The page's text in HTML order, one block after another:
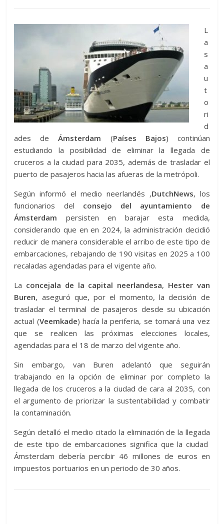
L
a
s
a
u
t
o
ri
d
ades deÁmsterdam (Países Bajos) continúan
estudiando la posibilidad de eliminar la llegada de
cruceros a la ciudad para 2035, además de trasladar el
puerto de pasajeros hacia las afueras de la metrópoli.
Según informó el medio neerlandés ,DutchNews, los
funcionarios del consejo del ayuntamiento de
Ámsterdam persisten en barajar esta medida,
considerando que en en 2024, la administración decidió
reducir de manera considerable el arribo de este tipo de
embarcaciones, rebajando de 190 visitas en 2025 a 100
recaladas agendadas para el vigente año.
La concejala de la capital neerlandesa, Hester van
Buren, aseguró que, por el momento, la decisión de
trasladar el terminal de pasajeros desde su ubicación
actual (Veemkade) hacía la periferia, se tomará una vez
que se realicen las próximas elecciones locales,
agendadas para el 18 de marzo del vigente año.
Sin embargo, van Buren adelantó que seguirán
trabajando en la opción de eliminar por completo la
llegada de los cruceros a la ciudad de cara al 2035, con
el argumento de priorizar la sustentabilidad y combatir
la contaminación.
Según detalló el medio citado la eliminación de la llegada
de este tipo de embarcaciones significa que la ciudad
Ámsterdam debería percibir 46 millones de euros en
impuestos portuarios en un periodo de 30 años.